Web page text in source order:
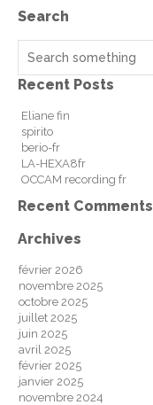
Search
Recent Posts
Eliane fin
spirito
berio-fr
LA-HEXA8fr
OCCAM recording fr
Recent Comments
Archives
février 2026
novembre 2025
octobre 2025
juillet 2025
juin 2025
avril 2025
février 2025
janvier 2025
novembre 2024